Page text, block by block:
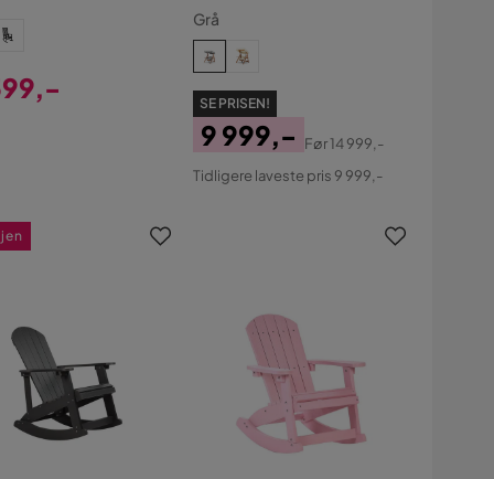
Grå
SE PRISEN!
Pris
9 999,-
Original
Før14 999,-
Tidligere laveste pris 9 999,-